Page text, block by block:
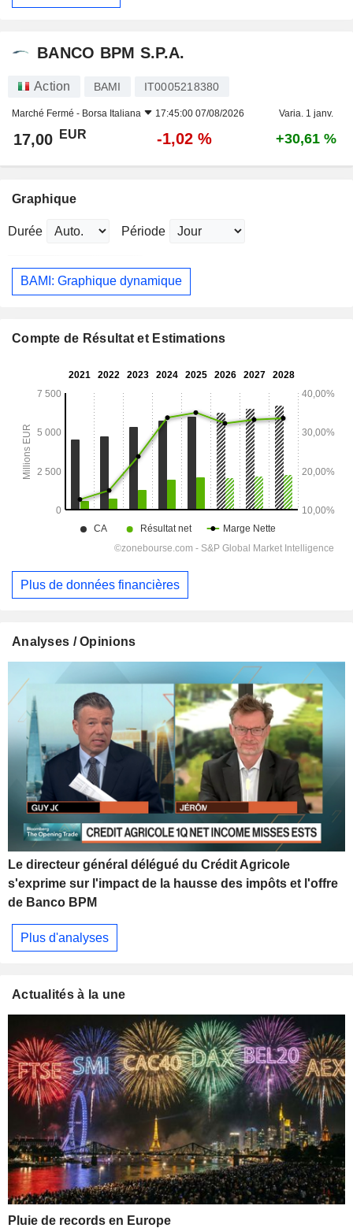
BANCO BPM S.P.A.
Action BAMI IT0005218380
Marché Fermé - Borsa Italiana 17:45:00 07/08/2026 Varia. 1 janv.
17,00 EUR -1,02 % +30,61 %
Graphique
Durée Période
BAMI: Graphique dynamique
Compte de Résultat et Estimations
Plus de données financières
Analyses / Opinions
Le directeur général délégué du Crédit Agricole
s'exprime sur l'impact de la hausse des impôts et l'offre
de Banco BPM
Plus d'analyses
Actualités à la une
Pluie de records en Europe